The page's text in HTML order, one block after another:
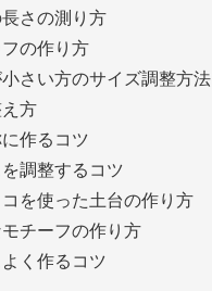
さの測り方
の作り方
さい方のサイズ調整方法
方
作るコツ
調整するコツ
を使った土台の作り方
チーフの作り方
く作るコツ